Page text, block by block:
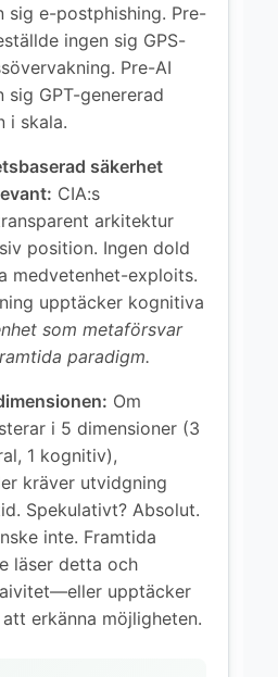
sig e-postphishing. Pre-
ingen sig GPS-
Pre-AI
GPT-genererad
i skala.
säkerhet
CIA:s
arkitektur
position. Ingen dold
medvetenhet-exploits.
upptäcker kognitiva
som metaförsvar
paradigm.
Om
i 5 dimensioner (3
1 kognitiv),
kräver utvidgning
Spekulativt? Absolut.
inte. Framtida
läser detta och
upptäcker
erkänna möjligheten.